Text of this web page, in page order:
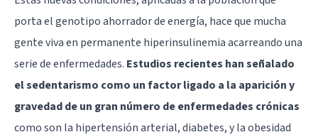
porta el genotipo ahorrador de energía, hace que mucha
gente viva en permanente hiperinsulinemia acarreando una
serie de enfermedades. Estudios recientes han señalado
el sedentarismo como un factor ligado a la aparición y
gravedad de un gran número de enfermedades crónicas
como son la hipertensión arterial,diabetes, y la obesidad